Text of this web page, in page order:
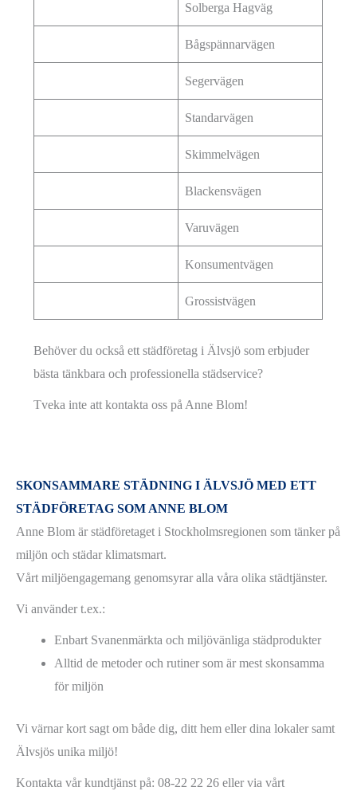
Solberga Hagväg
Bågspännarvägen
Segervägen
Standarvägen
Skimmelvägen
Blackensvägen
Varuvägen
Konsumentvägen
Grossistvägen
Behöver du också ett städföretag i Älvsjö som erbjuder
bästa tänkbara och professionella städservice?
Tveka inte att kontakta oss på Anne Blom!
SKONSAMMARE STÄDNING I ÄLVSJÖ MED ETT
STÄDFÖRETAG SOM ANNE BLOM
Anne Blom är städföretaget i Stockholmsregionen som tänker på
miljön och städar klimatsmart.
Vårt miljöengagemang genomsyrar alla våra olika städtjänster.
Vi använder t.ex.:
Enbart Svanenmärkta och miljövänliga städprodukter
Alltid de metoder och rutiner som är mest skonsamma
för miljön
Vi värnar kort sagt om både dig, ditt hem eller dina lokaler samt
Älvsjös unika miljö!
Kontakta vår kundtjänst på: 08-22 22 26 eller via vårt